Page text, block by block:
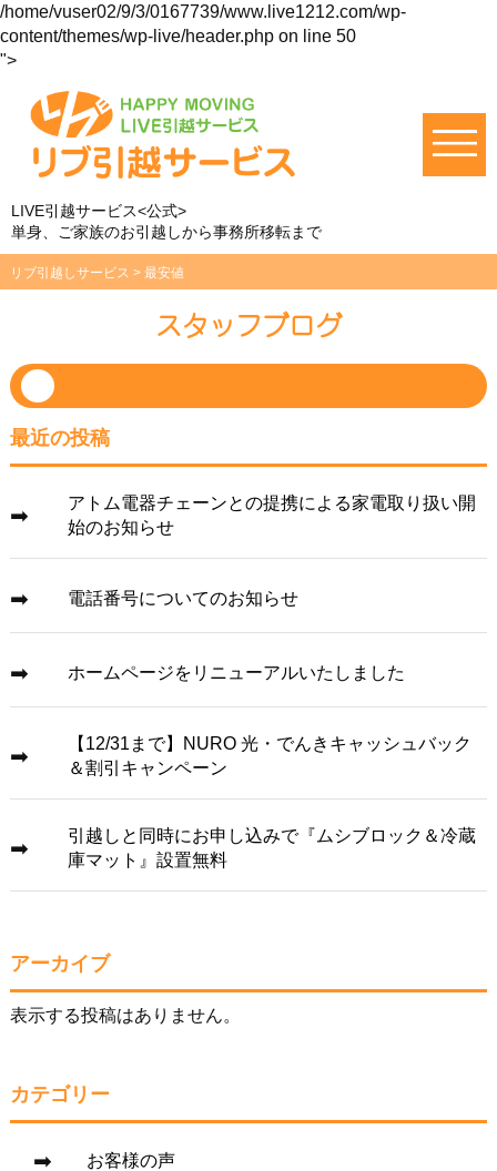
/home/vuser02/9/3/0167739/www.live1212.com/wp-
content/themes/wp-live/header.php on line 50
">
LIVE引越サービス<公式>
単身、ご家族のお引越しから事務所移転まで
リブ引越しサービス > 最安値
スタッフブログ
最近の投稿
アトム電器チェーンとの提携による家電取り扱い開
始のお知らせ
電話番号についてのお知らせ
ホームページをリニューアルいたしました
【12/31まで】NURO 光・でんきキャッシュバック
＆割引キャンペーン
引越しと同時にお申し込みで『ムシブロック＆冷蔵
庫マット』設置無料
アーカイブ
表示する投稿はありません。
カテゴリー
お客様の声